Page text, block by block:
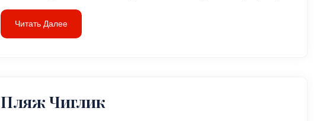
Читать Далее
Пляж Чиглик